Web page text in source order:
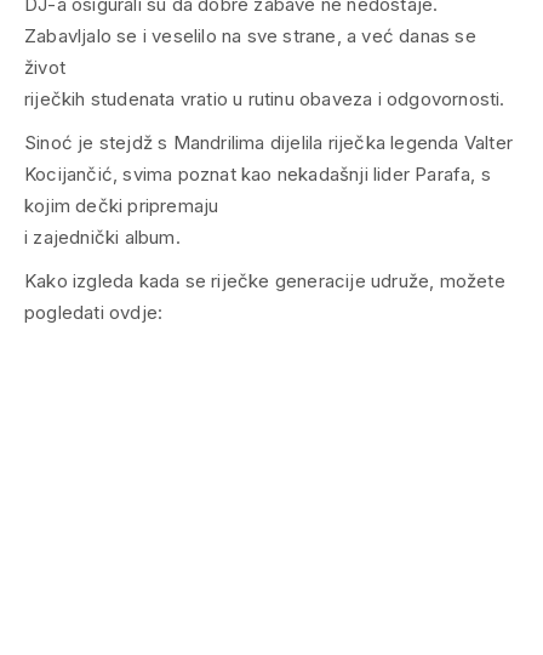
DJ-a osigurali su da dobre zabave ne nedostaje.
Zabavljalo se i veselilo na sve strane, a već danas se
život
riječkih studenata vratio u rutinu obaveza i odgovornosti.
Sinoć je stejdž s Mandrilima dijelila riječka legenda Valter
Kocijančić, svima poznat kao nekadašnji lider Parafa, s
kojim dečki pripremaju
i zajednički album.
Kako izgleda kada se riječke generacije udruže, možete
pogledati ovdje: